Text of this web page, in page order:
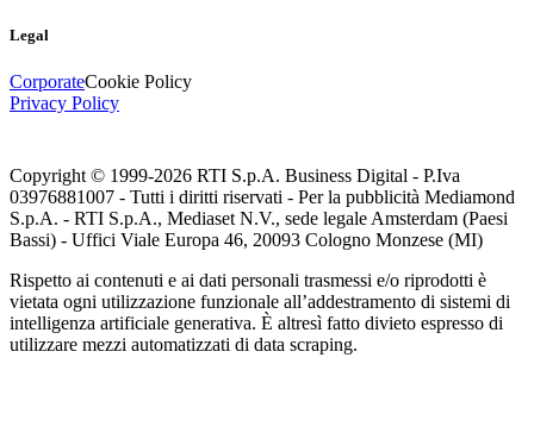
Legal
CorporateCookie Policy
Privacy Policy
Copyright © 1999-2026 RTI S.p.A. Business Digital - P.Iva
03976881007 - Tutti i diritti riservati - Per la pubblicità Mediamond
S.p.A. - RTI S.p.A., Mediaset N.V., sede legale Amsterdam (Paesi
Bassi) - Uffici Viale Europa 46, 20093 Cologno Monzese (MI)
Rispetto ai contenuti e ai dati personali trasmessi e/o riprodotti è
vietata ogni utilizzazione funzionale all’addestramento di sistemi di
intelligenza artificiale generativa. È altresì fatto divieto espresso di
utilizzare mezzi automatizzati di data scraping.